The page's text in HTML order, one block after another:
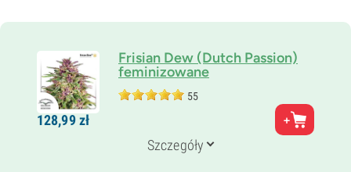
Frisian Dew (Dutch Passion)
feminizowane
55
Rodzice
Super Skunk x Purple Star
50% Sativa
128,99zł
Szczegóły